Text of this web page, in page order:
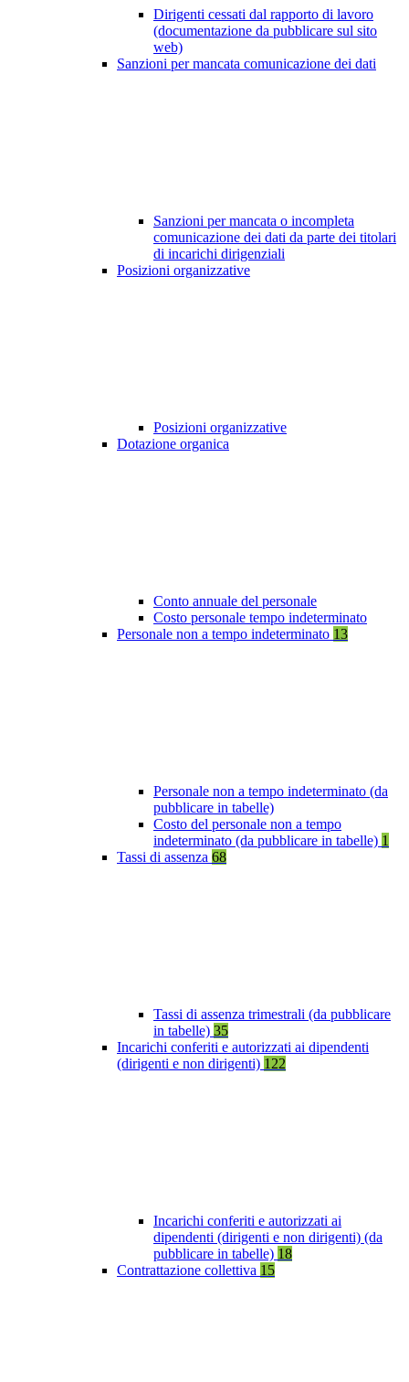
Dirigenti cessati dal rapporto di lavoro
(documentazione da pubblicare sul sito
web)
Sanzioni per mancata comunicazione dei dati
Sanzioni per mancata o incompleta
comunicazione dei dati da parte dei titolari
di incarichi dirigenziali
Posizioni organizzative
Posizioni organizzative
Dotazione organica
Conto annuale del personale
Costo personale tempo indeterminato
Personale non a tempo indeterminato 13
Personale non a tempo indeterminato (da
pubblicare in tabelle)
Costo del personale non a tempo
indeterminato (da pubblicare in tabelle) 1
Tassi di assenza 68
Tassi di assenza trimestrali (da pubblicare
in tabelle) 35
Incarichi conferiti e autorizzati ai dipendenti
(dirigenti e non dirigenti) 122
Incarichi conferiti e autorizzati ai
dipendenti (dirigenti e non dirigenti) (da
pubblicare in tabelle) 18
Contrattazione collettiva 15